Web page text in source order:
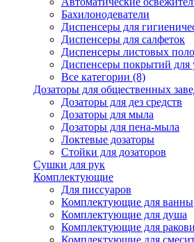
Бахилонодеватели
Диспенсеры для
Диспенсеры для салфеток
Диспенсеры листовых
Диспенсеры покрытий для
Все категории (8)
Дозаторы для общественных
Дозаторы для дез средств
Дозаторы для мыла
Дозаторы для пена-мыла
Локтевые дозаторы
Стойки для дозаторов
Сушки для рук
Комплектующие
Для писсуаров
Комплектующие для ванны
Комплектующие для душа
Комплектующие для
Комплектующие для